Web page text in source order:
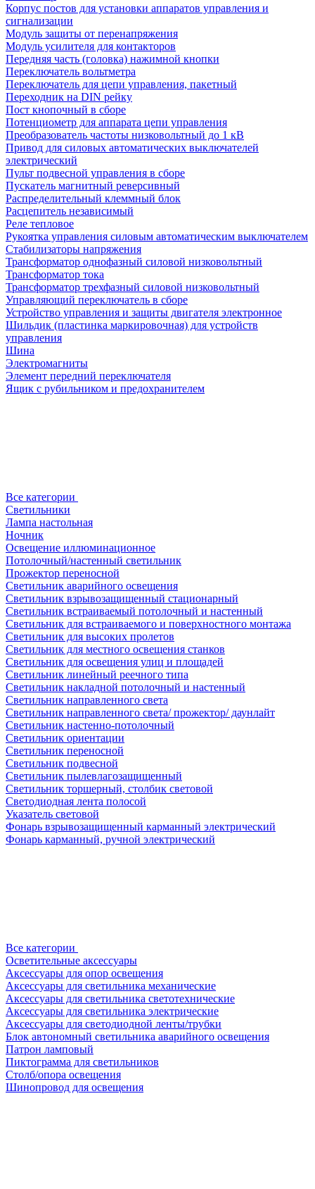
Корпус постов для установки аппаратов управления и
сигнализации
Модуль защиты от перенапряжения
Модуль усилителя для контакторов
Передняя часть (головка) нажимной кнопки
Переключатель вольтметра
Переключатель для цепи управления, пакетный
Переходник на DIN рейку
Пост кнопочный в сборе
Потенциометр для аппарата цепи управления
Преобразователь частоты низковольтный до 1 кВ
Привод для силовых автоматических выключателей
электрический
Пульт подвесной управления в сборе
Пускатель магнитный реверсивный
Распределительный клеммный блок
Расцепитель независимый
Реле тепловое
Рукоятка управления силовым автоматическим выключателем
Стабилизаторы напряжения
Трансформатор однофазный силовой низковольтный
Трансформатор тока
Трансформатор трехфазный силовой низковольтный
Управляющий переключатель в сборе
Устройство управления и защиты двигателя электронное
Шильдик (пластинка маркировочная) для устройств
управления
Шина
Электромагниты
Элемент передний переключателя
Ящик с рубильником и предохранителем
Все категории
Светильники
Лампа настольная
Ночник
Освещение иллюминационное
Потолочный/настенный светильник
Прожектор переносной
Светильник аварийного освещения
Светильник взрывозащищенный стационарный
Светильник встраиваемый потолочный и настенный
Светильник для встраиваемого и поверхностного монтажа
Светильник для высоких пролетов
Светильник для местного освещения станков
Светильник для освещения улиц и площадей
Светильник линейный реечного типа
Светильник накладной потолочный и настенный
Светильник направленного света
Светильник направленного света/ прожектор/ даунлайт
Светильник настенно-потолочный
Светильник ориентации
Светильник переносной
Светильник подвесной
Светильник пылевлагозащищенный
Светильник торшерный, столбик световой
Светодиодная лента полосой
Указатель световой
Фонарь взрывозащищенный карманный электрический
Фонарь карманный, ручной электрический
Все категории
Осветительные аксессуары
Аксессуары для опор освещения
Аксессуары для светильника механические
Аксессуары для светильника светотехнические
Аксессуары для светильника электрические
Аксессуары для светодиодной ленты/трубки
Блок автономный светильника аварийного освещения
Патрон ламповый
Пиктограмма для светильников
Столб/опора освещения
Шинопровод для освещения